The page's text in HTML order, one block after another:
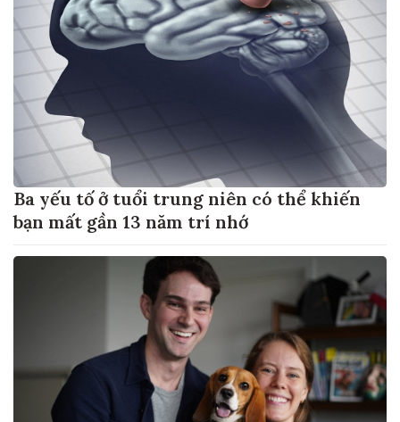
Ba yếu tố ở tuổi trung niên có thể khiến
bạn mất gần 13 năm trí nhớ